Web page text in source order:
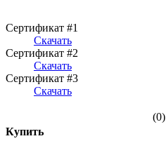
Сертификат #1
Скачать
Сертификат #2
Скачать
Сертификат #3
Скачать
(0)
Купить